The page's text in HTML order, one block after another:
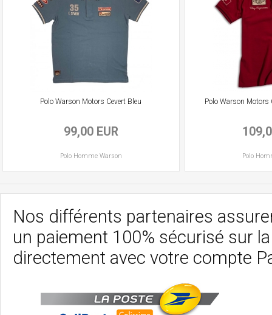
Polo Warson Motors Cevert Bleu
99,00 EUR
Polo Homme Warson
Polo Warson Motors
Polo
Nos différents partenaires
un paiement 100% sécurisé sur
directement avec votre compte